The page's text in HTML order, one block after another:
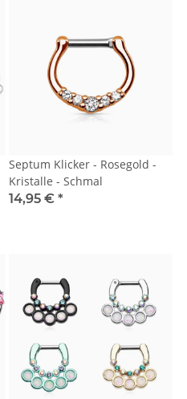
Septum Klicker - Rosegold -
Kristalle - Schmal
14,95 € *